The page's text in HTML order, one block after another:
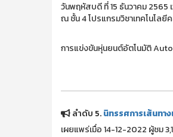
วันพฤหัสบดี ที่ 15 ธันวาคม 2565
ณ ชั้น 4 โปรแกรมวิชาเทคโนโล
การแข่งขันหุ่นยนต์อัตโนมัติ
ลำดับ 5.นิทรรศการเส้นทา
เผยแพร่เมื่อ 14-12-2022 ผู้ชม